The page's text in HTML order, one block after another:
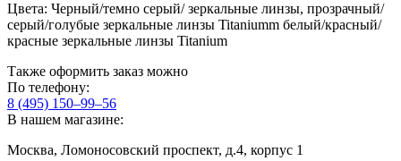
Цвета: Черный/темно серый/ зеркальные линзы, прозрачный/
серый/голубые зеркальные линзы Titaniumm белый/красный/
красные зеркальные линзы Titanium
Также оформить заказ можно
По телефону:
8 (495) 150–99–56
В нашем магазине:
Москва, Ломоносовский проспект, д.4, корпус 1